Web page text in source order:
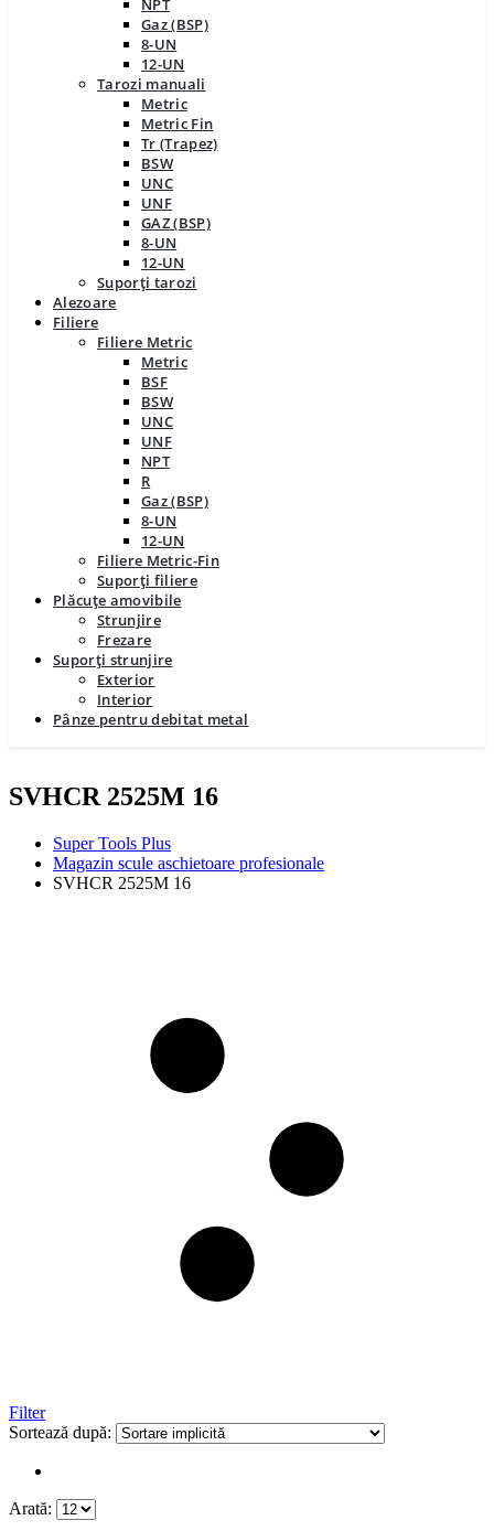
NPT
Gaz (BSP)
8-UN
12-UN
Tarozi manuali
Metric
Metric Fin
Tr (Trapez)
BSW
UNC
UNF
GAZ (BSP)
8-UN
12-UN
Suporți tarozi
Alezoare
Filiere
Filiere Metric
Metric
BSF
BSW
UNC
UNF
NPT
R
Gaz (BSP)
8-UN
12-UN
Filiere Metric-Fin
Suporți filiere
Plăcuțe amovibile
Strunjire
Frezare
Suporți strunjire
Exterior
Interior
Pânze pentru debitat metal
SVHCR 2525M 16
Super Tools Plus
Magazin scule aschietoare profesionale
SVHCR 2525M 16
Filter
Sortează după:
Arată: